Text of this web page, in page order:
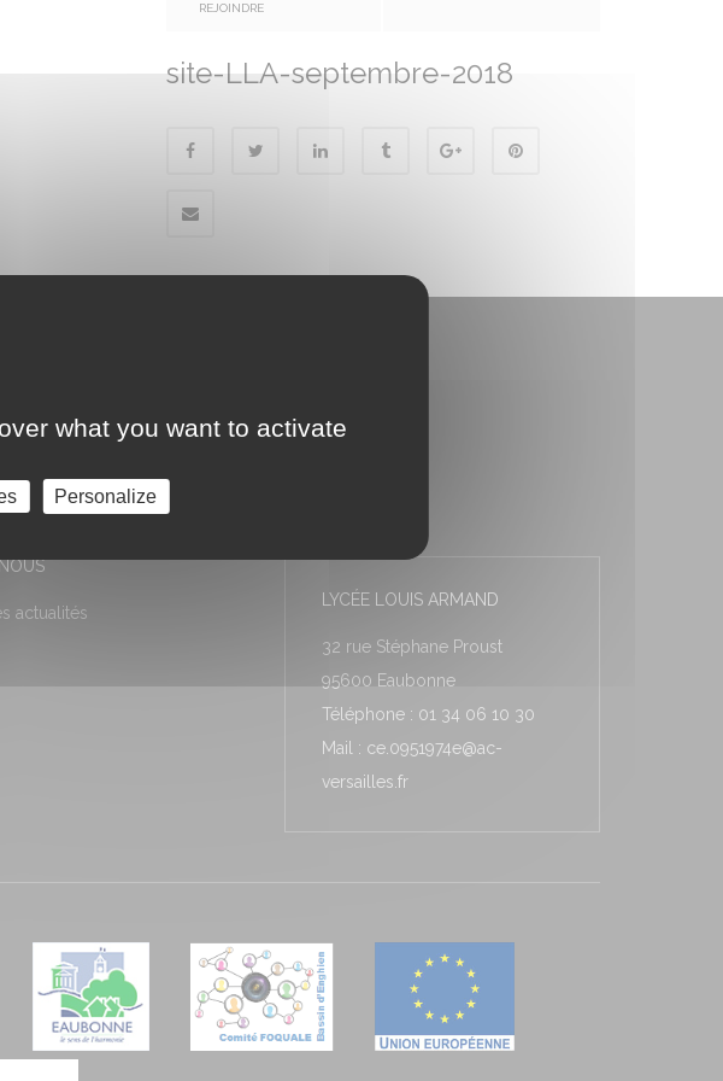
REJOINDRE
site-LLA-septembre-2018
actualités
LYCÉE LOUIS ARMAND
32 rue Stéphane Proust
95600 Eaubonne
Téléphone : 01 34 06 10 30
Mail : ce.0951974e@ac-
versailles.fr
what you want to activate
Personalize